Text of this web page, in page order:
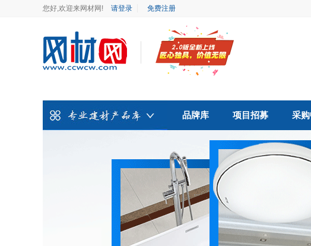
您好,欢迎来网材网! 请登录 免费注册
品牌库 项目招募 采